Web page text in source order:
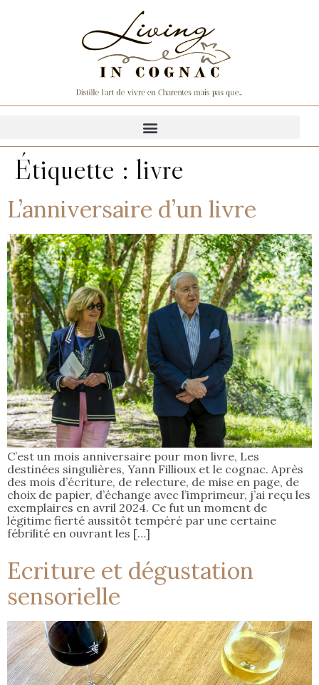
Étiquette : livre
L’anniversaire d’un livre
C’est un mois anniversaire pour mon livre, Les
destinées singulières, Yann Fillioux et le cognac. Après
des mois d’écriture, de relecture, de mise en page, de
choix de papier, d’échange avec l’imprimeur, j’ai reçu les
exemplaires en avril 2024. Ce fut un moment de
légitime fierté aussitôt tempéré par une certaine
fébrilité en ouvrant les […]
Ecriture et dégustation
sensorielle